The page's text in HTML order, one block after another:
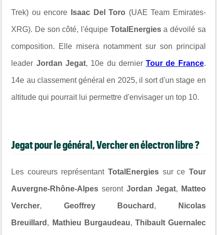
Trek) ou encore Isaac Del Toro (UAE Team Emirates-
XRG). De son côté, l'équipe TotalEnergiesa dévoilé sa
composition. Elle misera notamment sur son principal
leader Jordan Jegat, 10e du dernierTour de France.
14e au classement général en 2025, il sort d'un stage en
altitude qui pourrait lui permettre d'envisager un top 10.
Jegat pour le général, Vercher en électron libre ?
Les coureurs représentant TotalEnergies sur ce Tour
Auvergne-Rhône-Alpes seront Jordan Jegat, Matteo
Vercher, Geoffrey Bouchard , Nicolas
Breuillard , Mathieu Burgaudeau, Thibault Guernalec